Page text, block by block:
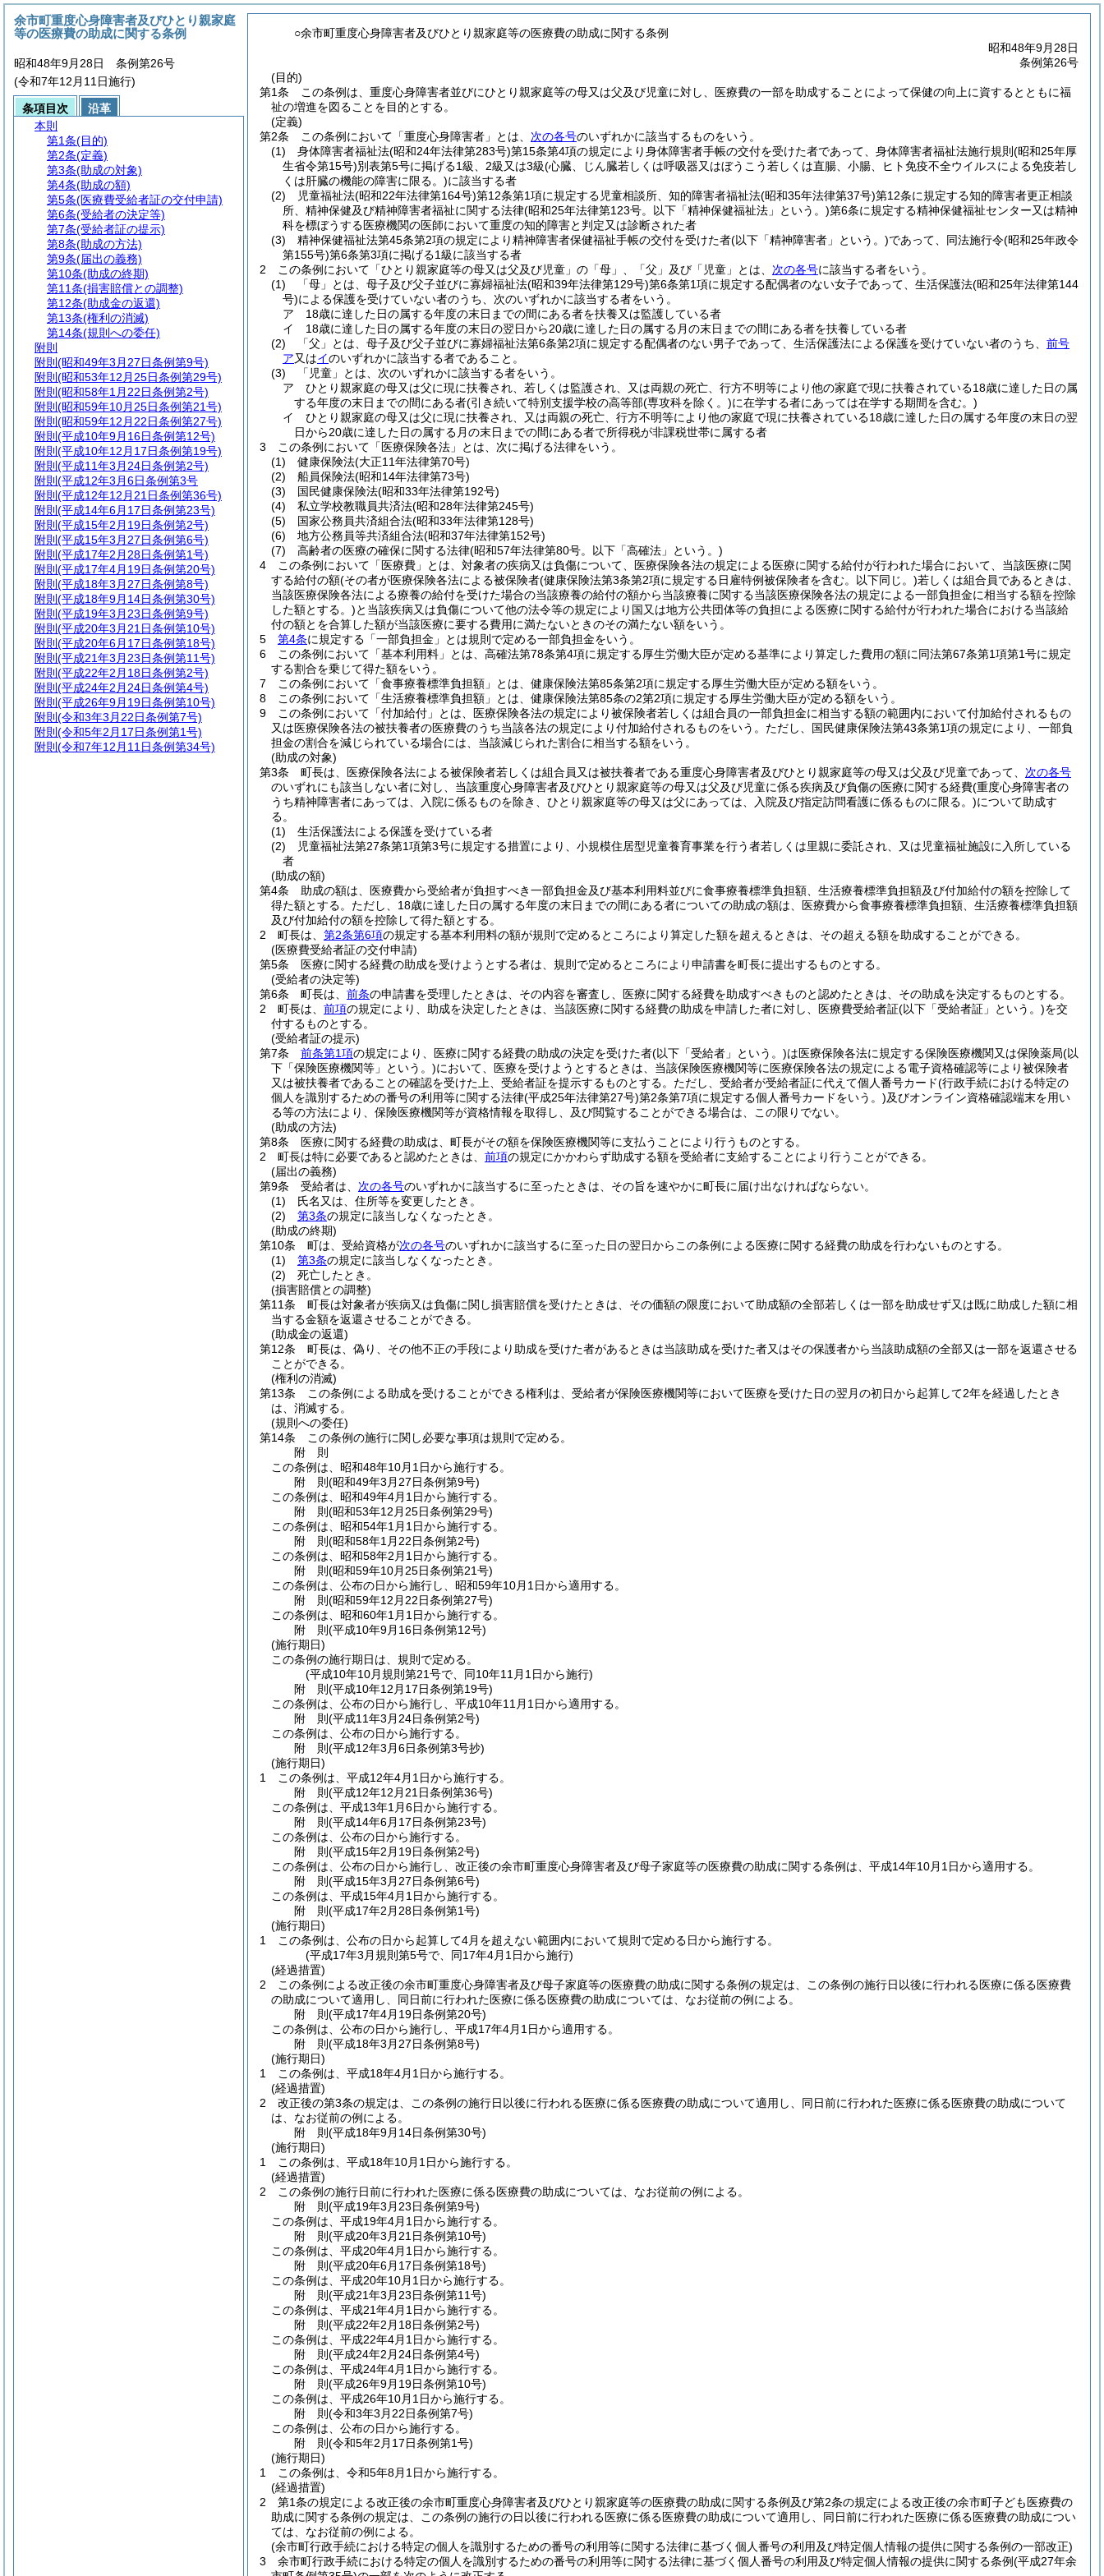
○余市町重度心身障害者及びひとり親家庭等の医療費の助成に関する条例
昭和48年9月28日
条例第26号
(目的)
第1条
この条例は、重度心身障害者並びにひとり親家庭等の母又は父及び児童に対し、医療費の一部を助成することによって保健の向上に資するとともに福
祉の増進を図ることを目的とする。
(定義)
第2条
この条例において「重度心身障害者」とは、 次の各号のいずれかに該当するものをいう。
(1)
身体障害者福祉法(昭和24年法律第283号)第15条第4項の規定により身体障害者手帳の交付を受けた者であって、身体障害者福祉法施行規則 (昭和25年厚
生省令第15号)別表第5号に掲げる1級、2級又は3級(心臓、じん臓若しくは呼吸器又はぼうこう若しくは直腸、小腸、ヒト免疫不全ウイルスによる免疫若し
くは肝臓の機能の障害に限る。)に該当する者
(2)
児童福祉法(昭和22年法律第164号)第12条第1項に規定する児童相談所、知的障害者福祉法(昭和35年法律第37号)第12条に規定する知的障害者更正相談
所、精神保健及び精神障害者福祉に関する法律(昭和25年法律第123号。以下「精神保健福祉法」という。)第6条に規定する精神保健福祉センター又は精神
科を標ぼうする医療機関の医師において重度の知的障害と判定又は診断された者
(3)
精神保健福祉法第45条第2項の規定により精神障害者保健福祉手帳の交付を受けた者(以下「精神障害者」という。)であって、同法施行令(昭和25年政令
第155号)第6条第3項に掲げる1級に該当する者
2
この条例において「ひとり親家庭等の母又は父及び児童」の「母」、「父」及び「児童」とは、 次の各号に該当する者をいう。
(1)
「母」とは、母子及び父子並びに寡婦福祉法(昭和39年法律第129号)第6条第1項に規定する配偶者のない女子であって、生活保護法(昭和25年法律第144
号)による保護を受けていない者のうち、次のいずれかに該当する者をいう。
ア
18歳に達した日の属する年度の末日までの間にある者を扶養又は監護している者
イ
18歳に達した日の属する年度の末日の翌日から20歳に達した日の属する月の末日までの間にある者を扶養している者
(2)
「父」とは、母子及び父子並びに寡婦福祉法第6条第2項に規定する配偶者のない男子であって、生活保護法による保護を受けていない者のうち、 前号
ア又はイのいずれかに該当する者であること。
(3)
「児童」とは、次のいずれかに該当する者をいう。
ア
ひとり親家庭の母又は父に現に扶養され、若しくは監護され、又は両親の死亡、行方不明等により他の家庭で現に扶養されている18歳に達した日の属
する年度の末日までの間にある者(引き続いて特別支援学校の高等部(専攻科を除く。)に在学する者にあっては在学する期間を含む。)
イ
ひとり親家庭の母又は父に現に扶養され、又は両親の死亡、行方不明等により他の家庭で現に扶養されている18歳に達した日の属する年度の末日の翌
日から20歳に達した日の属する月の末日までの間にある者で所得税が非課税世帯に属する者
3
この条例において「医療保険各法」とは、次に掲げる法律をいう。
(1)
健康保険法(大正11年法律第70号)
(2)
船員保険法(昭和14年法律第73号)
(3)
国民健康保険法(昭和33年法律第192号)
(4)
私立学校教職員共済法(昭和28年法律第245号)
(5)
国家公務員共済組合法(昭和33年法律第128号)
(6)
地方公務員等共済組合法(昭和37年法律第152号)
(7)
高齢者の医療の確保に関する法律(昭和57年法律第80号。以下「高確法」という。)
4
この条例において「医療費」とは、対象者の疾病又は負傷について、医療保険各法の規定による医療に関する給付が行われた場合において、当該医療に関
する給付の額(その者が医療保険各法による被保険者(健康保険法第3条第2項に規定する日雇特例被保険者を含む。以下同じ。)若しくは組合員であるときは、
当該医療保険各法による療養の給付を受けた場合の当該療養の給付の額から当該療養に関する当該医療保険各法の規定による一部負担金に相当する額を控除
した額とする。)と当該疾病又は負傷について他の法令等の規定により国又は地方公共団体等の負担による医療に関する給付が行われた場合における当該給
付の額とを合算した額が当該医療に要する費用に満たないときのその満たない額をいう。
5
第4条に規定する「一部負担金」とは規則で定める一部負担金をいう。
6
この条例において「基本利用料」とは、高確法第78条第4項に規定する厚生労働大臣が定める基準により算定した費用の額に同法第67条第1項第1号に規定
する割合を乗じて得た額をいう。
7
この条例において「食事療養標準負担額」とは、健康保険法第85条第2項に規定する厚生労働大臣が定める額をいう。
8
この条例において「生活療養標準負担額」とは、健康保険法第85条の2第2項に規定する厚生労働大臣が定める額をいう。
9
この条例において「付加給付」とは、医療保険各法の規定により被保険者若しくは組合員の一部負担金に相当する額の範囲内において付加給付されるもの
又は医療保険各法の被扶養者の医療費のうち当該各法の規定により付加給付されるものをいう。 ただし、国民健康保険法第43条第1項の規定により、一部負
担金の割合を減じられている場合には、当該減じられた割合に相当する額をいう。
(助成の対象)
第3条
町長は、医療保険各法による被保険者若しくは組合員又は被扶養者である重度心身障害者及びひとり親家庭等の母又は父及び児童であって、 次の各号
のいずれにも該当しない者に対し、当該重度心身障害者及びひとり親家庭等の母又は父及び児童に係る疾病及び負傷の医療に関する経費(重度心身障害者の
うち精神障害者にあっては、入院に係るものを除き、ひとり親家庭等の母又は父にあっては、入院及び指定訪問看護に係るものに限る。)について助成す
る。
(1)
生活保護法による保護を受けている者
(2)
児童福祉法第27条第1項第3号に規定する措置により、小規模住居型児童養育事業を行う者若しくは里親に委託され、又は児童福祉施設に入所している
者
(助成の額)
第4条
助成の額は、医療費から受給者が負担すべき一部負担金及び基本利用料並びに食事療養標準負担額、生活療養標準負担額及び付加給付の額を控除して
得た額とする。 ただし、18歳に達した日の属する年度の末日までの間にある者についての助成の額は、医療費から食事療養標準負担額、生活療養標準負担額
及び付加給付の額を控除して得た額とする。
2
町長は、 第2条第6項の規定する基本利用料の額が規則で定めるところにより算定した額を超えるときは、その超える額を助成することができる。
(医療費受給者証の交付申請)
第5条
医療に関する経費の助成を受けようとする者は、規則で定めるところにより申請書を町長に提出するものとする。
(受給者の決定等)
第6条
町長は、 前条の申請書を受理したときは、その内容を審査し、医療に関する経費を助成すべきものと認めたときは、その助成を決定するものとする。
2
町長は、 前項の規定により、助成を決定したときは、当該医療に関する経費の助成を申請した者に対し、医療費受給者証(以下「受給者証」という。)を交
付するものとする。
(受給者証の提示)
第7条
前条第1項の規定により、医療に関する経費の助成の決定を受けた者(以下「受給者」という。)は医療保険各法に規定する保険医療機関又は保険薬局(以
下「保険医療機関等」という。)において、医療を受けようとするときは、当該保険医療機関等に医療保険各法の規定による電子資格確認等により被保険者
又は被扶養者であることの確認を受けた上、受給者証を提示するものとする。 ただし、受給者が受給者証に代えて個人番号カード(行政手続における特定の
個人を識別するための番号の利用等に関する法律(平成25年法律第27号)第2条第7項に規定する個人番号カードをいう。)及びオンライン資格確認端末を用い
る等の方法により、保険医療機関等が資格情報を取得し、及び閲覧することができる場合は、この限りでない。
(助成の方法)
第8条
医療に関する経費の助成は、町長がその額を保険医療機関等に支払うことにより行うものとする。
2
町長は特に必要であると認めたときは、 前項の規定にかかわらず助成する額を受給者に支給することにより行うことができる。
(届出の義務)
第9条
受給者は、 次の各号のいずれかに該当するに至ったときは、その旨を速やかに町長に届け出なければならない。
(1)
氏名又は、住所等を変更したとき。
(2)
第3条の規定に該当しなくなったとき。
(助成の終期)
第10条
町は、受給資格が次の各号のいずれかに該当するに至った日の翌日からこの条例による医療に関する経費の助成を行わないものとする。
(1)
第3条の規定に該当しなくなったとき。
(2)
死亡したとき。
(損害賠償との調整)
第11条
町長は対象者が疾病又は負傷に関し損害賠償を受けたときは、その価額の限度において助成額の全部若しくは一部を助成せず又は既に助成した額に相
当する金額を返還させることができる。
(助成金の返還)
第12条
町長は、偽り、その他不正の手段により助成を受けた者があるときは当該助成を受けた者又はその保護者から当該助成額の全部又は一部を返還させる
ことができる。
(権利の消滅)
第13条
この条例による助成を受けることができる権利は、受給者が保険医療機関等において医療を受けた日の翌月の初日から起算して2年を経過したとき
は、消滅する。
(規則への委任)
第14条
この条例の施行に関し必要な事項は規則で定める。
附 則
この条例は、昭和48年10月1日から施行する。
附 則(昭和49年3月27日条例第9号)
この条例は、昭和49年4月1日から施行する。
附 則(昭和53年12月25日条例第29号)
この条例は、昭和54年1月1日から施行する。
附 則(昭和58年1月22日条例第2号)
この条例は、昭和58年2月1日から施行する。
附 則(昭和59年10月25日条例第21号)
この条例は、公布の日から施行し、昭和59年10月1日から適用する。
附 則(昭和59年12月22日条例第27号)
この条例は、昭和60年1月1日から施行する。
附 則(平成10年9月16日条例第12号)
(施行期日)
この条例の施行期日は、規則で定める。
(平成10年10月規則第21号で、同10年11月1日から施行)
附 則(平成10年12月17日条例第19号)
この条例は、公布の日から施行し、平成10年11月1日から適用する。
附 則(平成11年3月24日条例第2号)
この条例は、公布の日から施行する。
附 則(平成12年3月6日条例第3号抄)
(施行期日)
1
この条例は、平成12年4月1日から施行する。
附 則(平成12年12月21日条例第36号)
この条例は、平成13年1月6日から施行する。
附 則(平成14年6月17日条例第23号)
この条例は、公布の日から施行する。
附 則(平成15年2月19日条例第2号)
この条例は、公布の日から施行し、改正後の余市町重度心身障害者及び母子家庭等の医療費の助成に関する条例は、平成14年10月1日から適用する。
附 則(平成15年3月27日条例第6号)
この条例は、平成15年4月1日から施行する。
附 則(平成17年2月28日条例第1号)
(施行期日)
1
この条例は、公布の日から起算して4月を超えない範囲内において規則で定める日から施行する。
(平成17年3月規則第5号で、同17年4月1日から施行)
(経過措置)
2
この条例による改正後の余市町重度心身障害者及び母子家庭等の医療費の助成に関する条例の規定は、この条例の施行日以後に行われる医療に係る医療費
の助成について適用し、同日前に行われた医療に係る医療費の助成については、なお従前の例による。
附 則(平成17年4月19日条例第20号)
この条例は、公布の日から施行し、平成17年4月1日から適用する。
附 則(平成18年3月27日条例第8号)
(施行期日)
1
この条例は、平成18年4月1日から施行する。
(経過措置)
2
改正後の第3条の規定は、この条例の施行日以後に行われる医療に係る医療費の助成について適用し、同日前に行われた医療に係る医療費の助成について
は、なお従前の例による。
附 則(平成18年9月14日条例第30号)
(施行期日)
1
この条例は、平成18年10月1日から施行する。
(経過措置)
2
この条例の施行日前に行われた医療に係る医療費の助成については、なお従前の例による。
附 則(平成19年3月23日条例第9号)
この条例は、平成19年4月1日から施行する。
附 則(平成20年3月21日条例第10号)
この条例は、平成20年4月1日から施行する。
附 則(平成20年6月17日条例第18号)
この条例は、平成20年10月1日から施行する。
附 則(平成21年3月23日条例第11号)
この条例は、平成21年4月1日から施行する。
附 則(平成22年2月18日条例第2号)
この条例は、平成22年4月1日から施行する。
附 則(平成24年2月24日条例第4号)
この条例は、平成24年4月1日から施行する。
附 則(平成26年9月19日条例第10号)
この条例は、平成26年10月1日から施行する。
附 則(令和3年3月22日条例第7号)
この条例は、公布の日から施行する。
附 則(令和5年2月17日条例第1号)
(施行期日)
1
この条例は、令和5年8月1日から施行する。
(経過措置)
2
第1条の規定による改正後の余市町重度心身障害者及びひとり親家庭等の医療費の助成に関する条例及び第2条の規定による改正後の余市町子ども医療費の
助成に関する条例の規定は、この条例の施行の日以後に行われる医療に係る医療費の助成について適用し、同日前に行われた医療に係る医療費の助成につい
ては、なお従前の例による。
(余市町行政手続における特定の個人を識別するための番号の利用等に関する法律に基づく個人番号の利用及び特定個人情報の提供に関する条例の一部改正)
3
余市町行政手続における特定の個人を識別するための番号の利用等に関する法律に基づく個人番号の利用及び特定個人情報の提供に関する条例(平成27年余
余市町重度心身障害者及びひとり親家庭
等の医療費の助成に関する条例
昭和48年9月28日 条例第26号
(令和7年12月11日施行)
条項目次
沿革
本則
第1条(目的)
第2条(定義)
第3条(助成の対象)
第4条(助成の額)
第5条(医療費受給者証の交付申請)
第6条(受給者の決定等)
第7条(受給者証の提示)
第8条(助成の方法)
第9条(届出の義務)
第10条(助成の終期)
第11条(損害賠償との調整)
第12条(助成金の返還)
第13条(権利の消滅)
第14条(規則への委任)
附則
附則 (昭和49年3月27日条例第9号)
附則 (昭和53年12月25日条例第29号)
附則 (昭和58年1月22日条例第2号)
附則 (昭和59年10月25日条例第21号)
附則 (昭和59年12月22日条例第27号)
附則 (平成10年9月16日条例第12号)
附則 (平成10年12月17日条例第19号)
附則 (平成11年3月24日条例第2号)
附則 (平成12年3月6日条例第3号
附則 (平成12年12月21日条例第36号)
附則 (平成14年6月17日条例第23号)
附則 (平成15年2月19日条例第2号)
附則 (平成15年3月27日条例第6号)
附則 (平成17年2月28日条例第1号)
附則 (平成17年4月19日条例第20号)
附則 (平成18年3月27日条例第8号)
附則 (平成18年9月14日条例第30号)
附則 (平成19年3月23日条例第9号)
附則 (平成20年3月21日条例第10号)
附則 (平成20年6月17日条例第18号)
附則 (平成21年3月23日条例第11号)
附則 (平成22年2月18日条例第2号)
附則 (平成24年2月24日条例第4号)
附則 (平成26年9月19日条例第10号)
附則 (令和3年3月22日条例第7号)
附則 (令和5年2月17日条例第1号)
附則 (令和7年12月11日条例第34号)